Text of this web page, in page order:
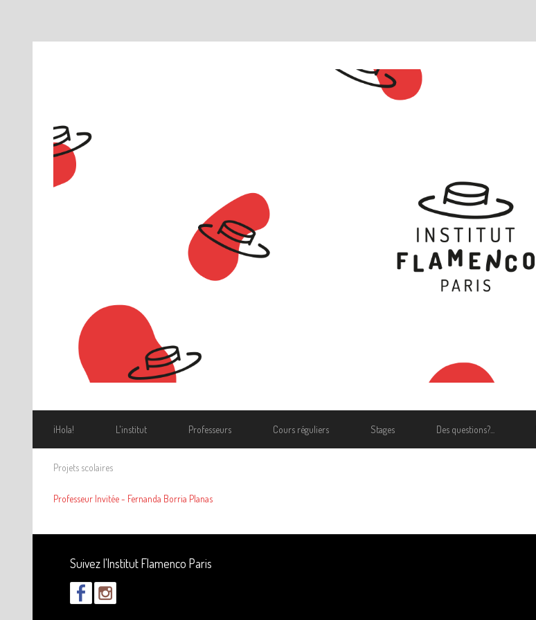
¡Hola! L'institut Professeurs Cours réguliers Stages Des questions?...
Projets scolaires
Professeur Invitée - Fernanda Borria Planas
Suivez l'Institut Flamenco Paris